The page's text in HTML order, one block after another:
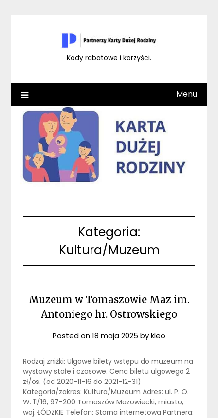
Kody rabatowe i korzyści.
Menu
Kategoria:
Kultura/Muzeum
Muzeum w Tomaszowie Maz im.
Antoniego hr. Ostrowskiego
Posted on18 maja 2025 bykleo
Rodzaj zniżki: Ulgowe bilety wstępu do muzeum na
wystawy stałe i czasowe. Cena biletu ulgowego 2
zł/os. (od 2020-11-16 do 2021-12-31)
Kategoria/zakres: Kultura/Muzeum Adres: ul. P. O.
W. 11/16, 97-200 Tomaszów Mazowiecki, miasto,
woj. ŁÓDZKIE Telefon: Storna internetowa Partnera: